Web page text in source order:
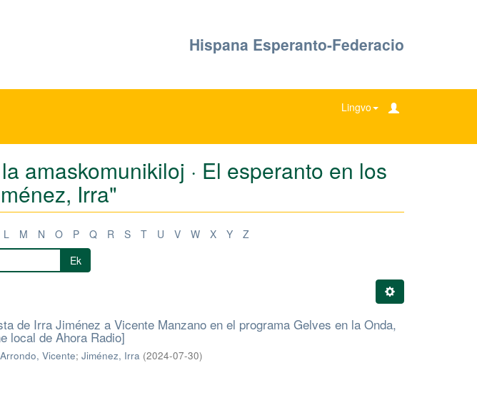
Hispana Esperanto-Federacio
Lingvo
amaskomunikiloj · El esperanto en los
Irra"
L M N O P Q R S T U V W X Y
Z
Ek
de Irra Jiménez a Vicente Manzano en el programa Gelves en la Onda,
local de Ahora Radio]
Vicente; Jiménez, Irra (2024-07-30)